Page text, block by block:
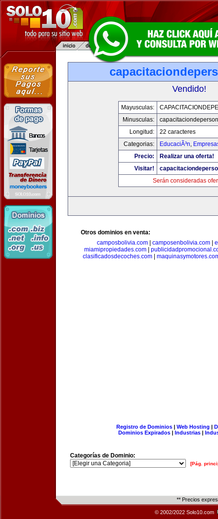
Vendido!
Mayusculas:
Minusculas:
Longitud:
22 caracteres
Categorias:
EducaciÃ³n,
Precio:
Realizar una oferta!
Visitar!
Serán consideradas
Otros dominios en venta:
camposbolivia.com| camposenbolivia.com|
miamipropiedades.com
clasificadosdecoches.com
Registro de Dominios| Web Hosting |
Dominios Expirados | Industrias |
Categorías de Dominio:
[Pág.
** Precios
© 2002/2022 Solo10.com